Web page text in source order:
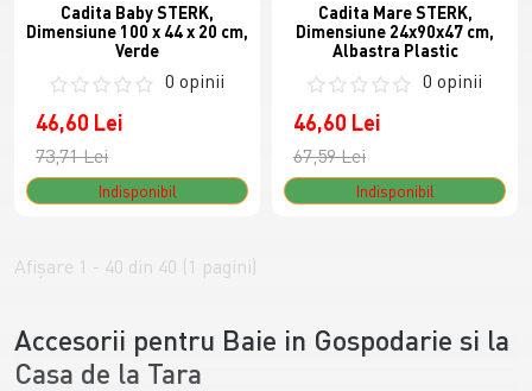
Cadita Baby STERK,
Dimensiune 100 x 44 x 20 cm,
Verde
0 opinii
46,60 Lei
73,71 Lei
Indisponibil
Cadita Mare STERK,
Dimensiune 24x90x47 cm,
Albastra Plastic
0 opinii
46,60 Lei
67,59 Lei
Indisponibil
Afişare 1 - 40 din 40 (1 pagini)
Accesorii pentru Baie in Gospodarie si la
Casa de la Tara